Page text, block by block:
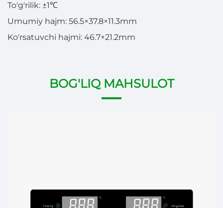
To'g'rilik: ±1℃
Umumiy hajm: 56.5×37.8×11.3mm
Ko'rsatuvchi hajmi: 46.7×21.2mm
BOG'LIQ MAHSULOT